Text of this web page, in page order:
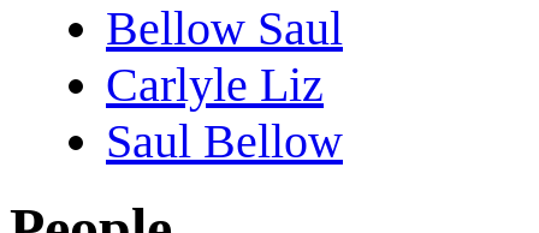
Bellow Saul
Carlyle Liz
Saul Bellow